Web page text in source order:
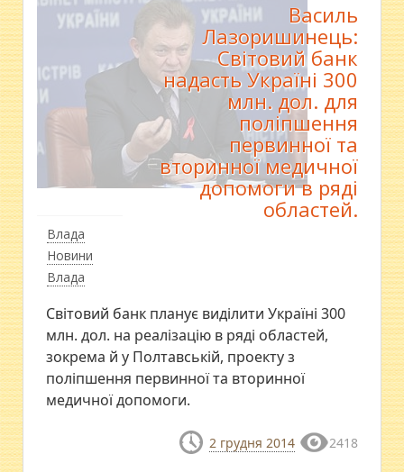
Влада
Новини
Влада
Василь
Лазоришинець:
Світовий банк
надасть Україні 300
млн. дол. для
поліпшення
первинної та
вторинної медичної
допомоги в ряді
областей.
Світовий банк планує виділити Україні 300
млн. дол. на реалізацію в ряді областей,
зокрема й у Полтавській, проекту з
поліпшення первинної та вторинної
медичної допомоги.
2 грудня 2014 2418